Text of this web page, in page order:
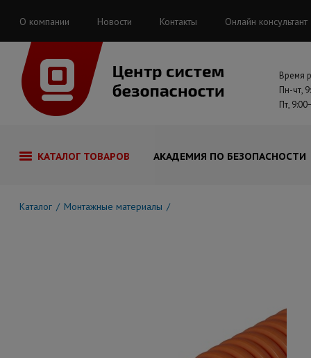
О компании Новости Контакты Онлайн консультант
Время
Пн-чт,
Пт,
КАТАЛОГ ТОВАРОВ АКАДЕМИЯ ПО БЕЗОПАСНОСТИ
Каталог Монтажные материалы